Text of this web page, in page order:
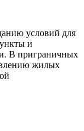
условий для
и
В приграничных
жилых